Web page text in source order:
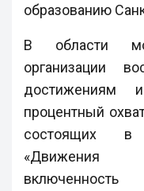
образованию
В области
организации
достижениям
процентный
состоящих в
«Движения